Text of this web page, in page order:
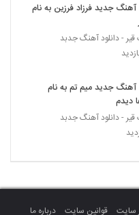
ابراهیمی من سنی
Mohsen Yazdanpanah
خواجه نسب جانم باش
از حسین مقامی
آهنگ جدید فرزاد فرزین به نام
- دانلود آهنگ جدبد
آهنگ جدید میم تم به نام
دیدم
- دانلود آهنگ جدبد
سایت قوانین سایت درباره ما